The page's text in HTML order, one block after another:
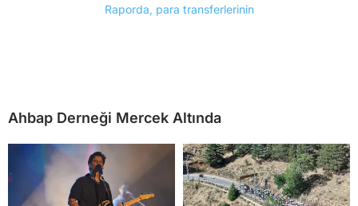
Ahbap Derneği Mercek Altında